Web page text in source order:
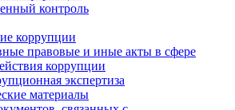
контроль
коррупции
правовые и иные акты в сфере
коррупции
экспертиза
материалы